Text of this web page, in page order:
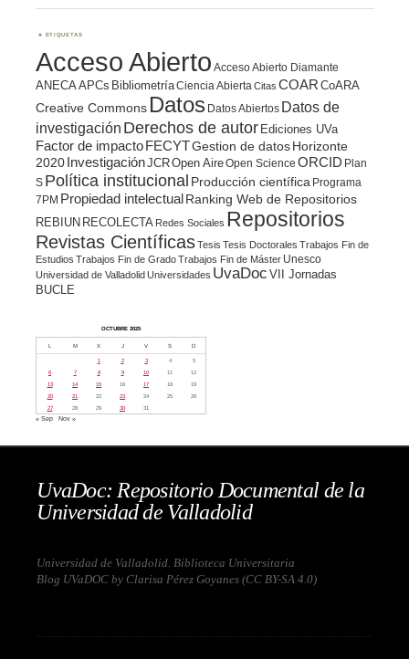
ETIQUETAS
Acceso Abierto Acceso Abierto Diamante
ANECA APCs BibliometríaCiencia Abierta Citas COAR CoARA
Creative Commons Datos Datos Abiertos Datos de
investigación Derechos de autor Ediciones UVa
Factor de impacto FECYTGestion de datosHorizonte
2020 InvestigaciónJCROpen AireOpen Science ORCID Plan
S Política institucional Producción científica Programa
7PM Propiedad intelectualRanking Web de Repositorios
REBIUN RECOLECTA Redes Sociales Repositorios
Revistas CientíficasTesis Tesis Doctorales Trabajos Fin de
Estudios Trabajos Fin de GradoTrabajos Fin de Máster Unesco
Universidad de ValladolidUniversidades UvaDoc VII Jornadas
BUCLE
OCTUBRE 2025
L M X J V S D
1 2 3 4
5
6
7 8 9 10 11
12
13
14 15 16 17 18
19
20
21 22 23 24 25
26
27
28 29 30 31
« Sep Nov »
UvaDoc: Repositorio Documental de la
Universidad de Valladolid
Universidad de Valladolid. Biblioteca Universitaria
Blog UVaDOC by Clarisa Pérez Goyanes (CC BY-SA 4.0)